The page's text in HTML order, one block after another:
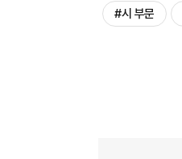
#시 부문